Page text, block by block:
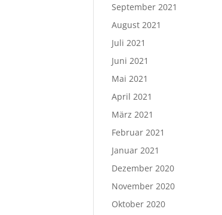
September 2021
August 2021
Juli 2021
Juni 2021
Mai 2021
April 2021
März 2021
Februar 2021
Januar 2021
Dezember 2020
November 2020
Oktober 2020